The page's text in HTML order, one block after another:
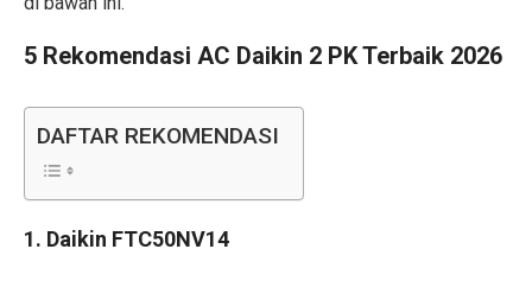
5 Rekomendasi AC Daikin 2 PK Terbaik 2026
DAFTAR REKOMENDASI
1. Daikin FTC50NV14